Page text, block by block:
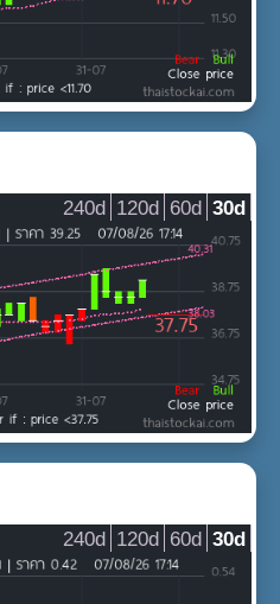
30d
60d
120d
240d
30d
60d
120d
240d